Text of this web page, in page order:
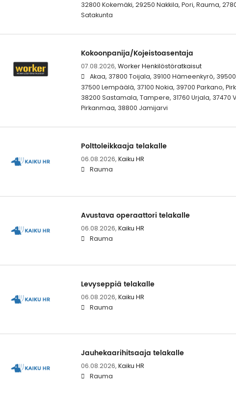
32800 Kokemäki, 29250 Nakkila, Pori, Rauma,
Satakunta
Kokoonpanija/Kojeistoasentaja
07.08.2026, Worker Henkilöstöratkaisut
Akaa, 37800 Toijala, 39100 Hämeenkyrö,
37500 Lempäälä, 37100 Nokia, 39700 Parkano,
38200 Sastamala, Tampere, 31760 Urjala, 37470
Pirkanmaa, 38800 Jamijarvi
Polttoleikkaaja telakalle
06.08.2026, Kaiku HR
Rauma
Avustava operaattori telakalle
06.08.2026, Kaiku HR
Rauma
Levyseppiä telakalle
06.08.2026, Kaiku HR
Rauma
Jauhekaarihitsaaja telakalle
06.08.2026, Kaiku HR
Rauma